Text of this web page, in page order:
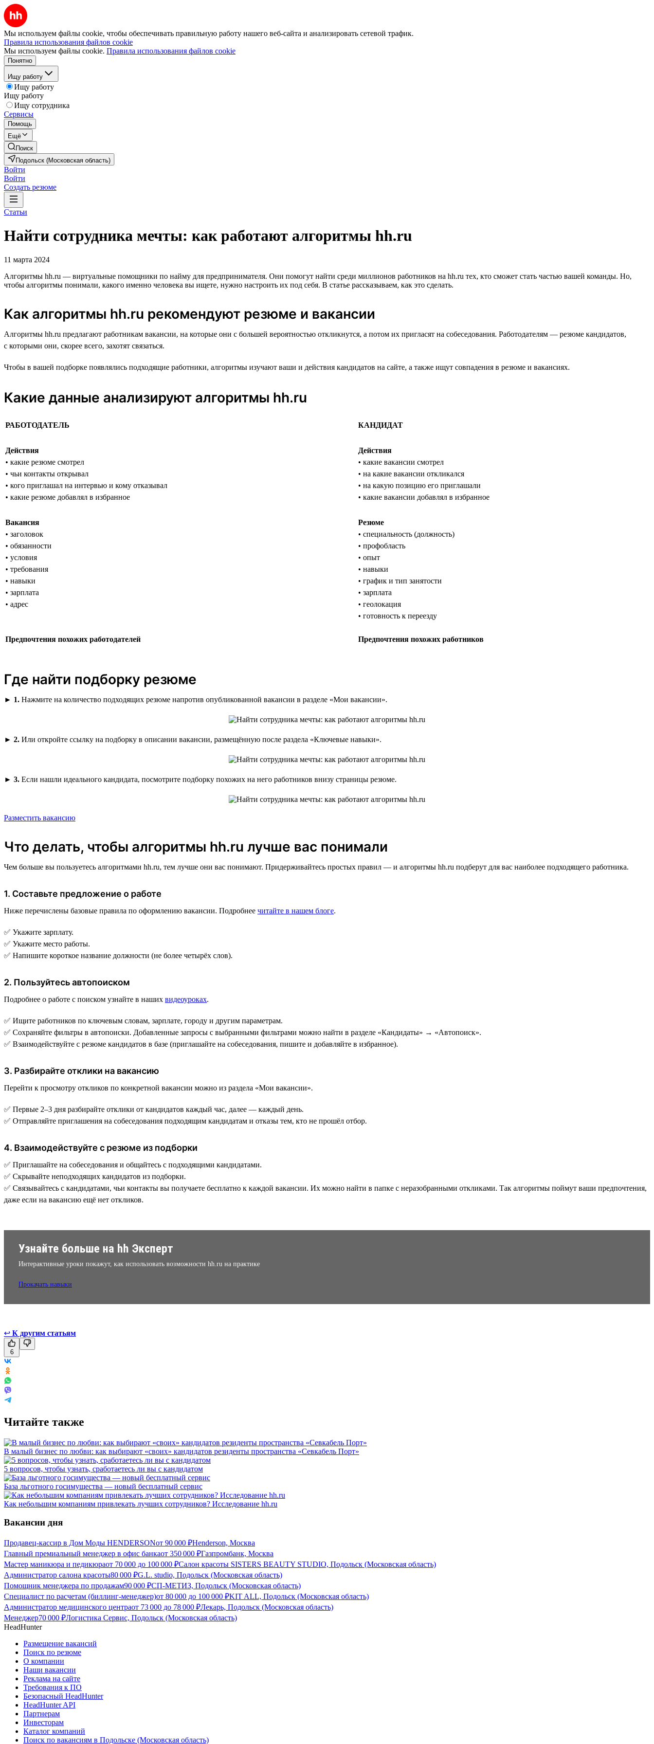
Мы используем файлы cookie, чтобы обеспечивать правильную работу нашего веб-сайта и анализировать сетевой трафик.
Правила использования файлов cookie
Мы используем файлы cookie. Правила использования файлов cookie
Понятно
Ищу работу
Ищу работу
Ищу работу
Ищу сотрудника
Сервисы
Помощь
Ещё
Поиск
Подольск (Московская область)
Войти
Войти
Создать резюме
Статьи
Найти сотрудника мечты: как работают алгоритмы hh.ru
11 марта 2024
Алгоритмы hh.ru — виртуальные помощники по найму для предпринимателя. Они помогут найти среди миллионов работников на hh.ru тех, кто сможет стать частью вашей команды. Но,
чтобы алгоритмы понимали, какого именно человека вы ищете, нужно настроить их под себя. В статье рассказываем, как это сделать.
Как алгоритмы hh.ru рекомендуют резюме и вакансии
Алгоритмы hh.ru предлагают работникам вакансии, на которые они с большей вероятностью откликнутся, а потом их пригласят на собеседования. Работодателям — резюме кандидатов,
с которыми они, скорее всего, захотят связаться.
Чтобы в вашей подборке появлялись подходящие работники, алгоритмы изучают ваши и действия кандидатов на сайте, а также ищут совпадения в резюме и вакансиях.
Какие данные анализируют алгоритмы hh.ru
РАБОТОДАТЕЛЬ КАНДИДАТ
Действия
• какие резюме смотрел
• чьи контакты открывал
• кого приглашал на интервью и кому отказывал
• какие резюме добавлял в избранное
Действия
• какие вакансии смотрел
• на какие вакансии откликался
• на какую позицию его приглашали
• какие вакансии добавлял в избранное
Вакансия
• заголовок
• обязанности
• условия
• требования
• навыки
• зарплата
• адрес
Предпочтения похожих работодателей
Резюме
• специальность (должность)
• профобласть
• опыт
• навыки
• график и тип занятости
• зарплата
• геолокация
• готовность к переезду
Предпочтения похожих работников
Где найти подборку резюме
► 1. Нажмите на количество подходящих резюме напротив опубликованной вакансии в разделе «Мои вакансии».
► 2. Или откройте ссылку на подборку в описании вакансии, размещённую после раздела «Ключевые навыки».
► 3. Если нашли идеального кандидата, посмотрите подборку похожих на него работников внизу страницы резюме.
Разместить вакансию
Что делать, чтобы алгоритмы hh.ru лучше вас понимали
Чем больше вы пользуетесь алгоритмами hh.ru, тем лучше они вас понимают. Придерживайтесь простых правил — и алгоритмы hh.ru подберут для вас наиболее подходящего работника.
1. Составьте предложение о работе
Ниже перечислены базовые правила по оформлению вакансии. Подробнее читайте в нашем блоге.
✅ Укажите зарплату.
✅ Укажите место работы.
✅ Напишите короткое название должности (не более четырёх слов).
2. Пользуйтесь автопоиском
Подробнее о работе с поиском узнайте в наших видеоуроках.
✅ Ищите работников по ключевым словам, зарплате, городу и другим параметрам.
✅ Сохраняйте фильтры в автопоиски. Добавленные запросы с выбранными фильтрами можно найти в разделе «Кандидаты» → «Автопоиск».
✅ Взаимодействуйте с резюме кандидатов в базе (приглашайте на собеседования, пишите и добавляйте в избранное).
3. Разбирайте отклики на вакансию
Перейти к просмотру откликов по конкретной вакансии можно из раздела «Мои вакансии».
✅ Первые 2–3 дня разбирайте отклики от кандидатов каждый час, далее — каждый день.
✅ Отправляйте приглашения на собеседования подходящим кандидатам и отказы тем, кто не прошёл отбор.
4. Взаимодействуйте с резюме из подборки
✅ Приглашайте на собеседования и общайтесь с подходящими кандидатами.
✅ Скрывайте неподходящих кандидатов из подборки.
✅ Связывайтесь с кандидатами, чьи контакты вы получаете бесплатно к каждой вакансии. Их можно найти в папке с неразобранными откликами. Так алгоритмы поймут ваши предпочтения,
даже если на вакансию ещё нет откликов.
Узнайте больше на hh Эксперт
Интерактивные уроки покажут, как использовать возможности hh.ru на практике
Прокачать навыки
↩ К другим статьям
6
Читайте также
В малый бизнес по любви: как выбирают «своих» кандидатов резиденты пространства «Севкабель Порт»
5 вопросов, чтобы узнать, сработаетесь ли вы с кандидатом
База льготного госимущества — новый бесплатный сервис
Как небольшим компаниям привлекать лучших сотрудников? Исследование hh.ru
Вакансии дня
Продавец-кассир в Дом Моды HENDERSONот 90 000 ₽Henderson, Москва
Главный премиальный менеджер в офис банкаот 350 000 ₽Газпромбанк, Москва
Мастер маникюра и педикюраот 70 000 до 100 000 ₽Салон красоты SISTERS BEAUTY STUDIO, Подольск (Московская область)
Администратор салона красоты80 000 ₽G.L. studio, Подольск (Московская область)
Помощник менеджера по продажам90 000 ₽СП-МЕТИЗ, Подольск (Московская область)
Специалист по расчетам (биллинг-менеджер)от 80 000 до 100 000 ₽KIT ALL, Подольск (Московская область)
Администратор медицинского центраот 73 000 до 78 000 ₽Лекарь, Подольск (Московская область)
Менеджер70 000 ₽Логистика Сервис, Подольск (Московская область)
HeadHunter
Размещение вакансий
Поиск по резюме
О компании
Наши вакансии
Реклама на сайте
Требования к ПО
Безопасный HeadHunter
HeadHunter API
Партнерам
Инвесторам
Каталог компаний
Поиск по вакансиям в Подольске (Московская область)